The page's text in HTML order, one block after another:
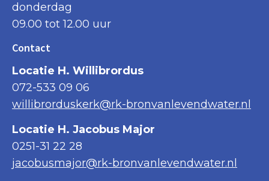
donderdag
09.00 tot 12.00 uur
Contact
Locatie H. Willibrordus
072-533 09 06
willibrorduskerk@rk-bronvanlevendwater.nl
Locatie H. Jacobus Major
0251-31 22 28
jacobusmajor@rk-bronvanlevendwater.nl